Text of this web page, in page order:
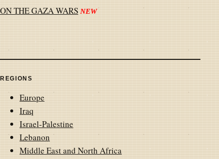
ON THE GAZA WARS NEW
REGIONS
Europe
Iraq
Israel-Palestine
Lebanon
Middle East and North Africa